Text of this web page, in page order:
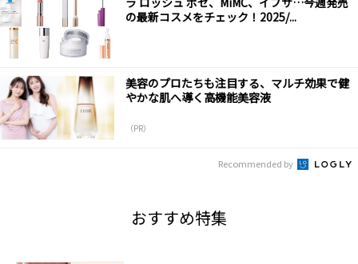
の最新コスメをチェック！2025/...
美容のプロたちも注目する、マルチ効果で健
やかな肌へ導く高機能美容液
（PR）
Recommended by
おすすめ特集